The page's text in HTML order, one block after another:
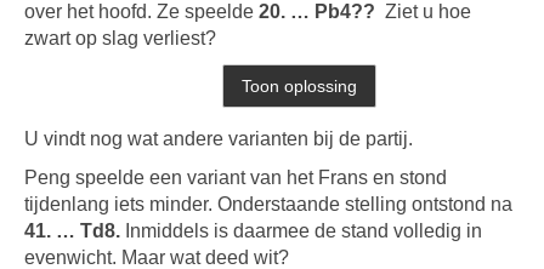
over het hoofd. Ze speelde 20. … Pb4?? Ziet u hoe
zwart op slag verliest?
U vindt nog wat andere varianten bij de partij.
Peng speelde een variant van het Frans en stond
tijdenlang iets minder. Onderstaande stelling ontstond na
41. … Td8. Inmiddels is daarmee de stand volledig in
evenwicht. Maar wat deed wit?